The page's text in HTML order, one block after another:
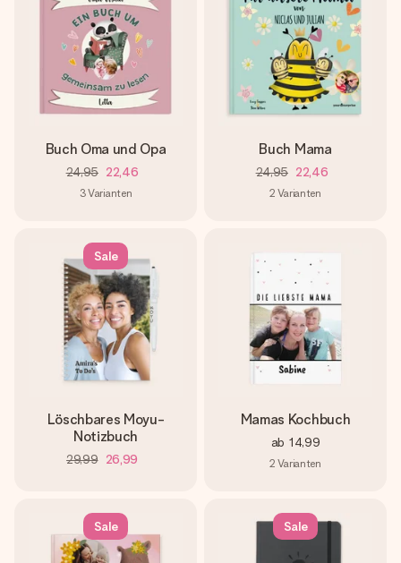
Buch Oma und Opa
24,95 22,46
3Varianten
Buch Mama
24,95 22,46
2 Varianten
Sale
Löschbares Moyu-
Notizbuch
29,99 26,99
Mamas Kochbuch
ab 14,99
2 Varianten
Sale Sale